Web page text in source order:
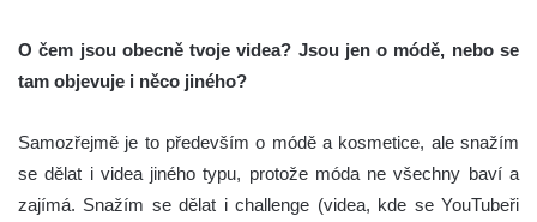
O čem jsou obecně tvoje videa? Jsou jen o módě, nebo se
tam objevuje i něco jiného?
Samozřejmě je to především o módě a kosmetice, ale snažím
se dělat i videa jiného typu, protože móda ne všechny baví a
zajímá. Snažím se dělat i challenge (videa, kde se YouTubeři